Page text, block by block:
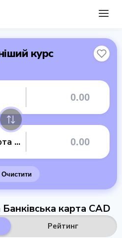
курс
Банківська карта CAD
Очистити
карта CAD
Рейтинг